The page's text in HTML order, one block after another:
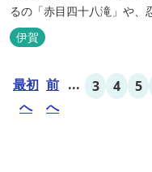
るの「赤目四十八滝」や、
分と観光にも好立地です。 地下１０００メートルから湧くアルカリ
性単純温泉はしっとり滑ら
たせ湯を備えた「くのいち
伊賀
最初
へ
前
へ
... 3 4 5